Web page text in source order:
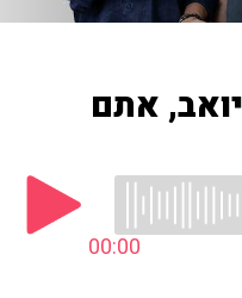
אתם
00:00